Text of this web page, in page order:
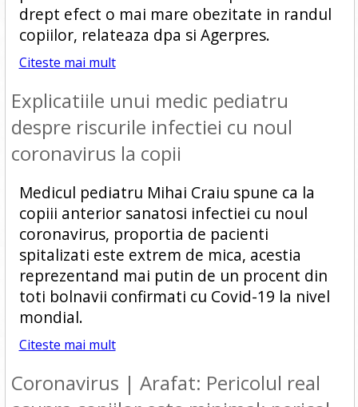
drept efect o mai mare obezitate in randul
copiilor, relateaza dpa si Agerpres.
Citeste mai mult
Explicatiile unui medic pediatru
despre riscurile infectiei cu noul
coronavirus la copii
Medicul pediatru Mihai Craiu spune ca la
copiii anterior sanatosi infectiei cu noul
coronavirus, proportia de pacienti
spitalizati este extrem de mica, acestia
reprezentand mai putin de un procent din
toti bolnavii confirmati cu Covid-19 la nivel
mondial.
Citeste mai mult
Coronavirus | Arafat: Pericolul real